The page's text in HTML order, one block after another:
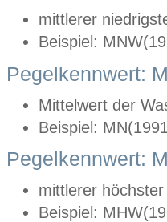
mittlerer
Beispiel:
Pegelkennwert:
Mittelwert der
Beispiel:
Pegelkennwert:
mittlerer
Beispiel: